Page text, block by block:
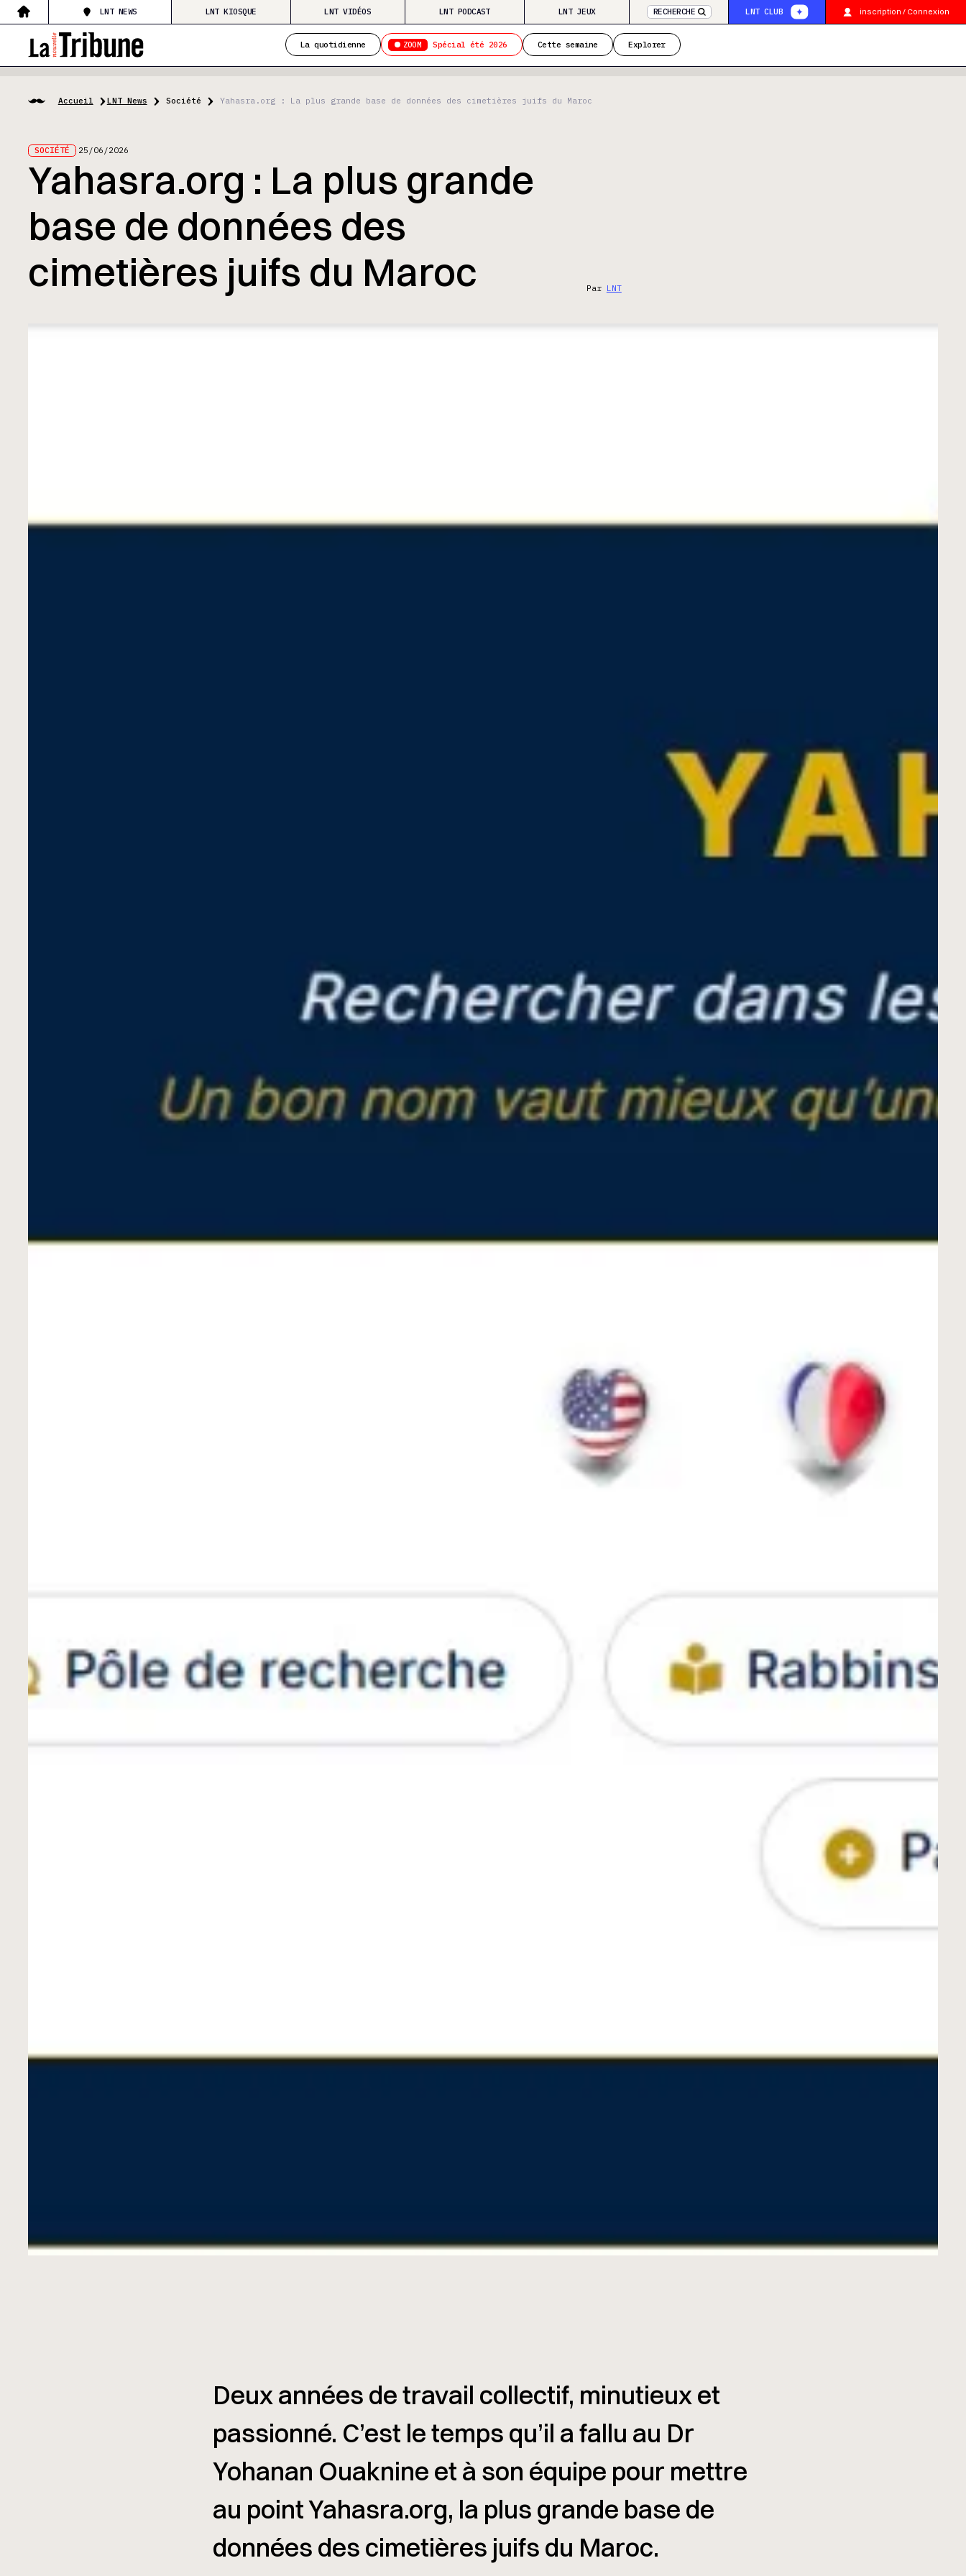
LNT NEWS LNT KIOSQUE LNT VIDÉOS LNT PODCAST LNT JEUX RECHERCHE LNT CLUB inscription / Connexion
La quotidienne ZOOM Spécial été 2026 Cette semaine Explorer
Accueil LNT News Société Yahasra.org : La plus grande base de données des cimetières juifs du Maroc
SOCIÉTÉ 25/06/2026
Yahasra.org : La plus grande
base de données des
cimetières juifs du Maroc
Par LNT
Deux années de travail collectif, minutieux et
passionné. C’est le temps qu’il a fallu au Dr
Yohanan Ouaknine et à son équipe pour mettre
au point Yahasra.org, la plus grande base de
données des cimetières juifs du Maroc.